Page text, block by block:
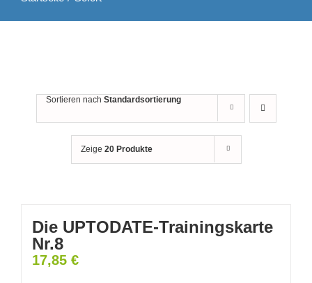
Sortieren nach Standardsortierung
Zeige 20 Produkte
Die UPTODATE-Trainingskarte
Nr.8
17,85 €